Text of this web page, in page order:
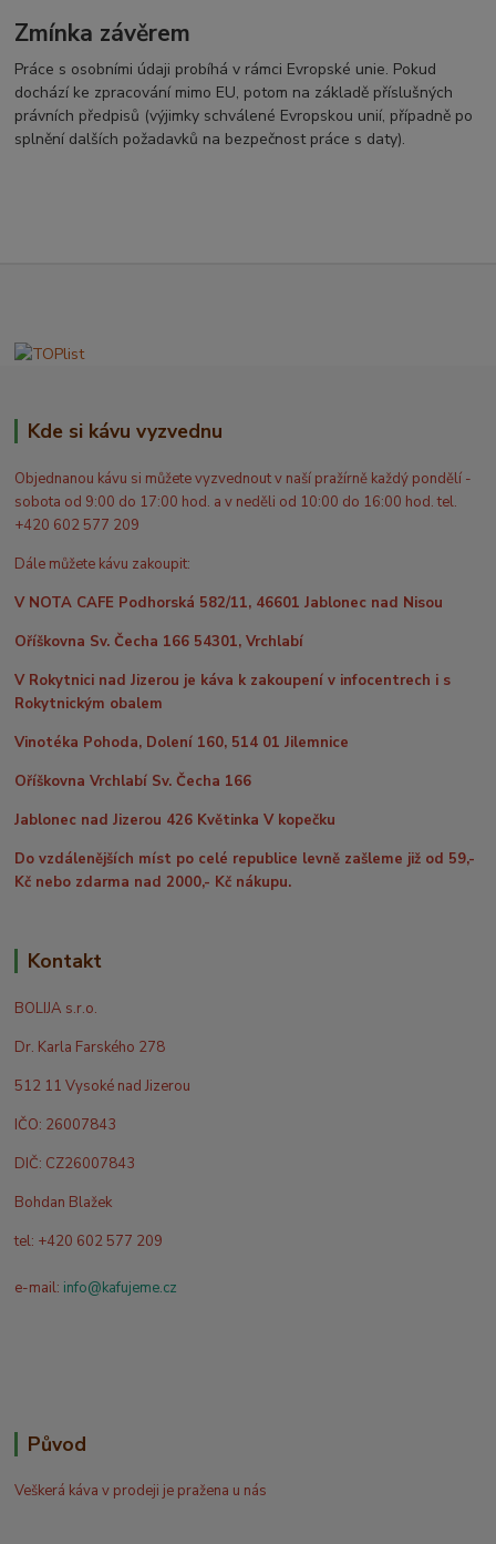
Zmínka závěrem
Práce s osobními údaji probíhá v rámci Evropské unie. Pokud
dochází ke zpracování mimo EU, potom na základě příslušných
právních předpisů (výjimky schválené Evropskou unií, případně po
splnění dalších požadavků na bezpečnost práce s daty).
Kde si kávu vyzvednu
Objednanou kávu si můžete vyzvednout v naší pražírně každý pondělí -
sobota od 9:00 do 17:00 hod. a v neděli od 10:00 do 16:00 hod. tel.
+420 602 577 209
Dále můžete kávu zakoupit:
V NOTA CAFE Podhorská 582/11, 46601 Jablonec nad Nisou
Oříškovna Sv. Čecha 166 54301, Vrchlabí
V Rokytnici nad Jizerou je káva k zakoupení v infocentrech i s
Rokytnickým obalem
Vinotéka Pohoda, Dolení 160, 514 01 Jilemnice
Oříškovna Vrchlabí Sv. Čecha 166
Jablonec nad Jizerou 426 Květinka V kopečku
Do vzdálenějších míst po celé republice levně zašleme již od 59,-
Kč nebo zdarma nad 2000,- Kč nákupu.
Kontakt
BOLIJA s.r.o.
Dr. Karla Farského 278
512 11 Vysoké nad Jizerou
IČO: 26007843
DIČ: CZ26007843
Bohdan Blažek
tel: +420 602 577 209
e-mail: info@kafujeme.cz
Původ
Veškerá káva v prodeji je pražena u nás